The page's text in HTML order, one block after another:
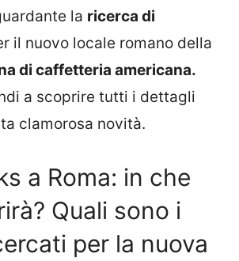
la ricerca di
il nuovo locale romano della
di caffetteria americana.
a scoprire tutti i dettagli
clamorosa novità.
a Roma: in che
Quali sono i
per la nuova